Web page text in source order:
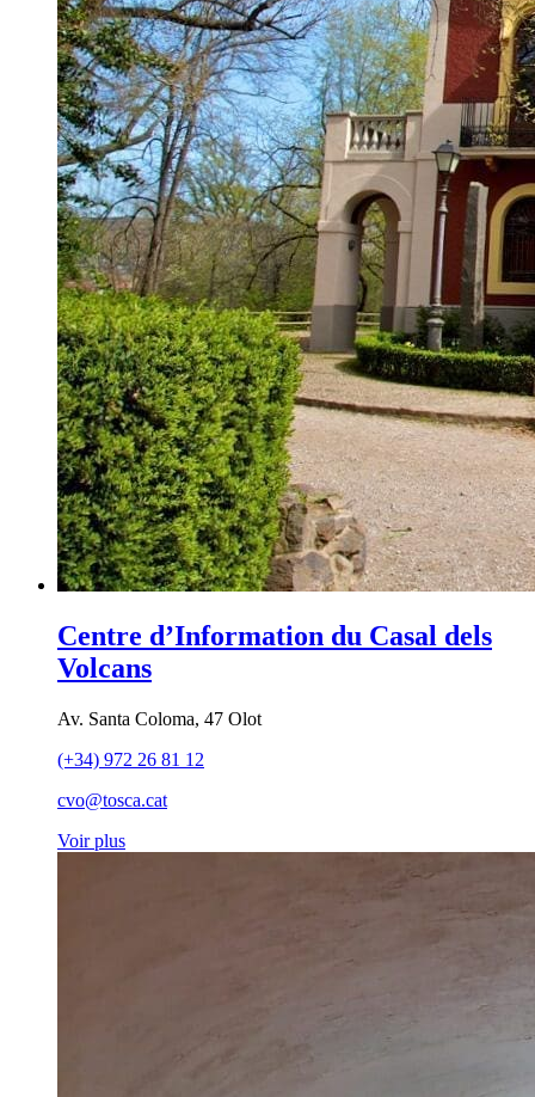
Centre d’Information du Casal dels
Volcans
Av. Santa Coloma, 47 Olot
(+34) 972 26 81 12
cvo@tosca.cat
Voir plus